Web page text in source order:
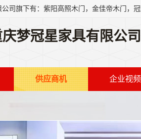
梦冠星家具有限公司
供应商机 企业视频